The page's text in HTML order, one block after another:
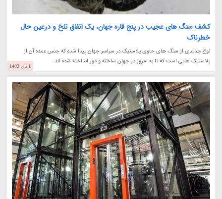
کشف سنگ های عجیب در پنج قاره جهان، یک اتفاق تلخ و درعین حال
خطرناک
نوع جدیدی از سنگ های حاوی پلاستیک در سراسر جهان پیدا شده که جنس عمده آن از
پلاستیک هایی است که تا به امروز در جهان ساخته و دور انداخته شده اند.
1 دی 1402